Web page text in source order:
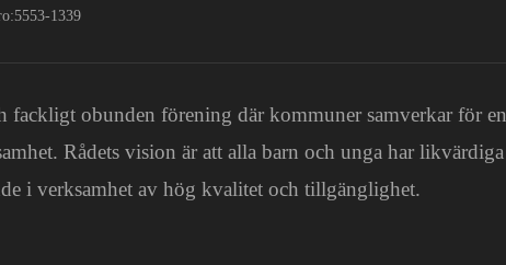
1339
obunden förening där kommuner samverkar för en
Rådets vision är att alla barn och unga har likvärdiga
i verksamhet av hög kvalitet och tillgänglighet.